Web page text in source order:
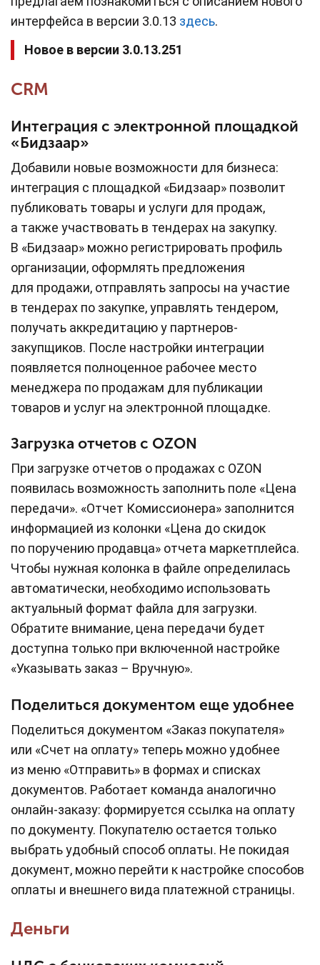
интерфейса в версии 3.0.13 здесь.
Новое в версии 3.0.13.251
CRM
Интеграция с электронной площадкой
«Бидзаар»
Добавили новые возможности для бизнеса:
интеграция с площадкой «Бидзаар» позволит
публиковать товары и услуги для продаж,
а также участвовать в тендерах на закупку.
В «Бидзаар» можно регистрировать профиль
организации, оформлять предложения
для продажи, отправлять запросы на участие
в тендерах по закупке, управлять тендером,
получать аккредитацию у партнеров-
закупщиков. После настройки интеграции
появляется полноценное рабочее место
менеджера по продажам для публикации
товаров и услуг на электронной площадке.
Загрузка отчетов с OZON
При загрузке отчетов о продажах с OZON
появилась возможность заполнить поле «Цена
передачи». «Отчет Комиссионера» заполнится
информацией из колонки «Цена до скидок
по поручению продавца» отчета маркетплейса.
Чтобы нужная колонка в файле определилась
автоматически, необходимо использовать
актуальный формат файла для загрузки.
Обратите внимание, цена передачи будет
доступна только при включенной настройке
«Указывать заказ – Вручную».
Поделиться документом еще удобнее
Поделиться документом «Заказ покупателя»
или «Счет на оплату» теперь можно удобнее
из меню «Отправить» в формах и списках
документов. Работает команда аналогично
онлайн-заказу: формируется ссылка на оплату
по документу. Покупателю остается только
выбрать удобный способ оплаты. Не покидая
документ, можно перейти к настройке способов
оплаты и внешнего вида платежной страницы.
Деньги